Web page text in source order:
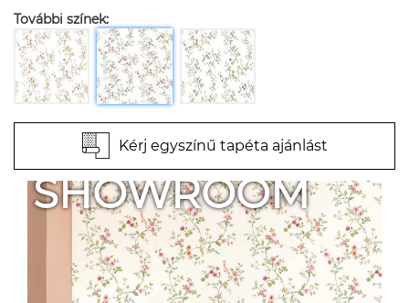
További színek:
Kérj egyszínű tapéta ajánlást
SHOWROOM